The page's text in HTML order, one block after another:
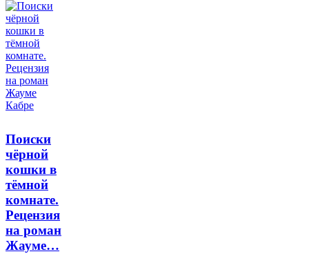
Поиски
чёрной
кошки в
тёмной
комнате.
Рецензия
на роман
Жауме…